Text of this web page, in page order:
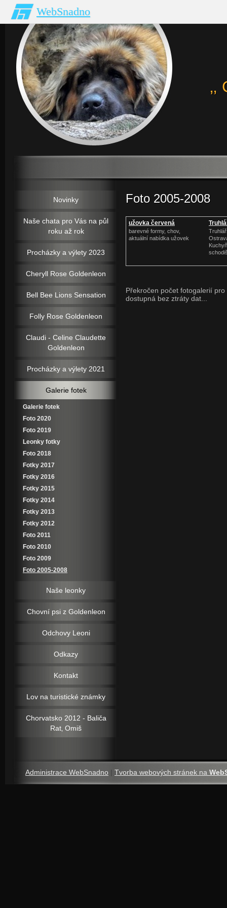
WebSnadno
Foto 2005-2008
užovka červená
barevné formy, chov,
aktuální nabídka užovek
Překročen počet fotogalerií
dostupná bez ztráty dat...
Novinky
Naše chata pro Vás na půl
roku až rok
Procházky a výlety 2023
Cheryll Rose Goldenleon
Bell Bee Lions Sensation
Folly Rose Goldenleon
Claudi - Celine Claudette
Goldenleon
Procházky a výlety 2021
Galerie fotek
Galerie fotek
Foto 2020
Foto 2019
Leonky fotky
Foto 2018
Fotky 2017
Fotky 2016
Fotky 2015
Fotky 2014
Fotky 2013
Fotky 2012
Foto 2011
Foto 2010
Foto 2009
Foto 2005-2008
Naše leonky
Chovní psi z Goldenleon
Odchovy Leoni
Odkazy
Kontakt
Lov na turistické známky
Chorvatsko 2012 - Baliča
Rat‚ Omiš
Administrace WebSnadno | Tvorba webových stránek na